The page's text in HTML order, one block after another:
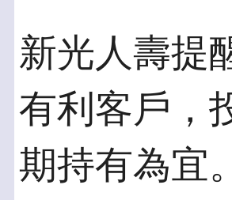
新光人壽提
有利客戶，
期持有為宜